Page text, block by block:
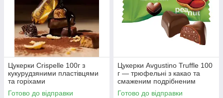
Цукерки Crispelle 100г з
кукурудзяними пластівцями
та горіхами
Готово до відправки
Цукерки Avgustino Truffle 100
г — трюфельні з какао та
смаженим подрібненим
арахісом
Готово до відправки